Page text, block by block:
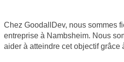
Chez GoodallDev, nous sommes
entreprise à Nambsheim. Nous
aider à atteindre cet objectif